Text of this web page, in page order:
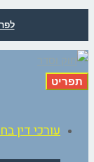
תפריט
עורכי דין